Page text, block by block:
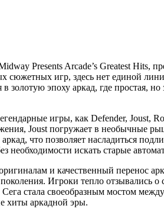
Presents Arcade’s Greatest Hits,
игр, здесь нет единой
золотую эпоху аркад, где простая,
игры, как Defender, Joust,
Joust погружает в необычные
что позволяет насладиться
необходимости искать старые
и качественный
Игроки тепло отзывались
стала своеобразным мостом
хиты аркадной эры.